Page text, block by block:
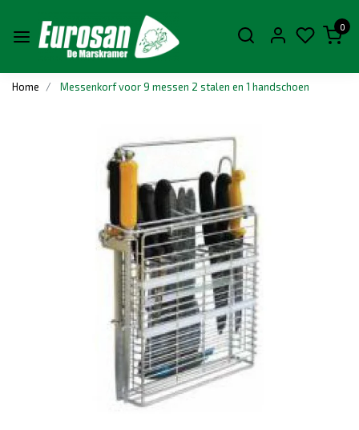
0
Home Messenkorf voor 9 messen 2 stalen en 1 handschoen